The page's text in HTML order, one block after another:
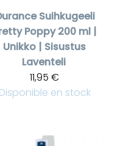
Suihkugeeli
Poppy 200 ml |
Unikko | Sisustus
Laventeli
11,95 €
Disponible en stock